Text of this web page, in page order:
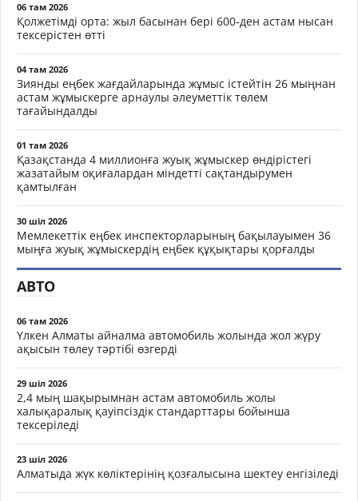
06 там 2026
Қолжетімді орта: жыл басынан бері 600-ден астам нысан
тексерістен өтті
04 там 2026
Зиянды еңбек жағдайларында жұмыс істейтін 26 мыңнан
астам жұмыскерге арнаулы әлеуметтік төлем
тағайындалды
01 там 2026
Қазақстанда 4 миллионға жуық жұмыскер өндірістегі
жазатайым оқиғалардан міндетті сақтандырумен
қамтылған
30 шіл 2026
Мемлекеттік еңбек инспекторларының бақылауымен 36
мыңға жуық жұмыскердің еңбек құқықтары қорғалды
АВТО
06 там 2026
Үлкен Алматы айналма автомобиль жолында жол жүру
ақысын төлеу тәртібі өзгерді
29 шіл 2026
2,4 мың шақырымнан астам автомобиль жолы
халықаралық қауіпсіздік стандарттары бойынша
тексеріледі
23 шіл 2026
Алматыда жүк көліктерінің қозғалысына шектеу енгізіледі